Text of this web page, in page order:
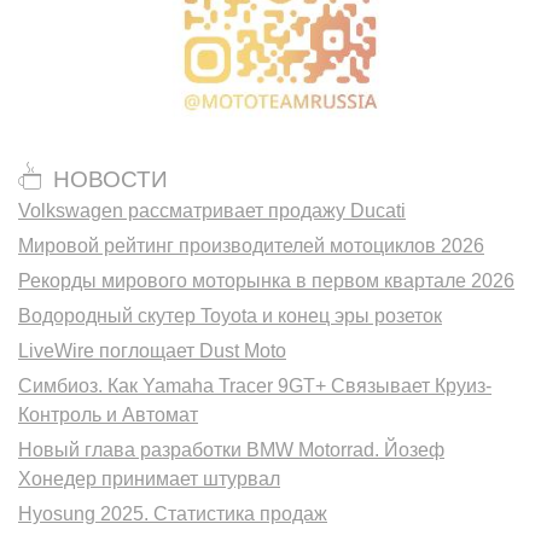
НОВОСТИ
Volkswagen рассматривает продажу Ducati
Мировой рейтинг производителей мотоциклов 2026
Рекорды мирового моторынка в первом квартале 2026
Водородный скутер Toyota и конец эры розеток
LiveWire поглощает Dust Moto
Симбиоз. Как Yamaha Tracer 9GT+ Связывает Круиз-
Контроль и Автомат
Новый глава разработки BMW Motorrad. Йозеф
Хонедер принимает штурвал
Hyosung 2025. Статистика продаж